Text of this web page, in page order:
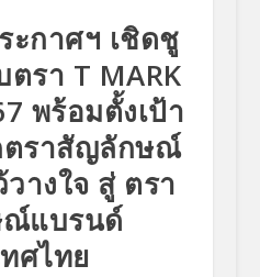
ะกาศฯ เชิดชู
ตรา T MARK
พร้อมตั้งเป้า
ตราสัญลักษณ์
างใจ สู่ ตรา
แบรนด์
ศไทย